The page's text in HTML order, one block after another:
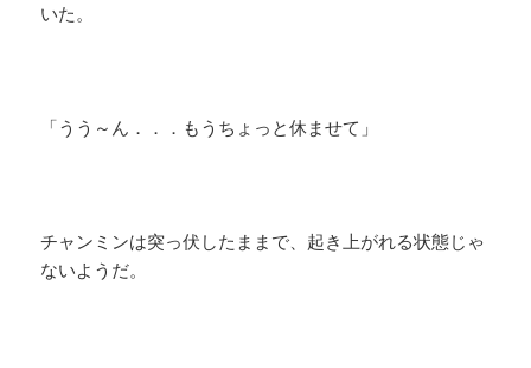
いた。
「うう～ん．．．もうちょっと休ませて」
チャンミンは突っ伏したままで、起き上がれる状態じゃ
ないようだ。